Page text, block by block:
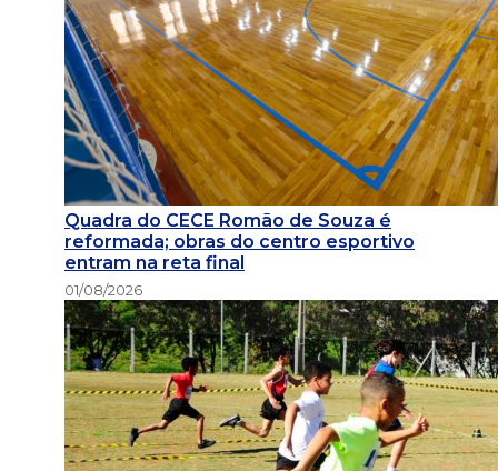
Quadra do CECE Romão de Souza é
reformada; obras do centro esportivo
entram na reta final
01/08/2026